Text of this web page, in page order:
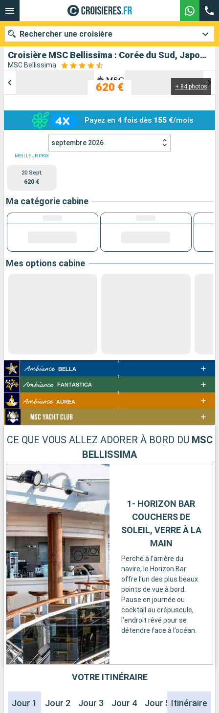
Croisière MSC Bellissima : Corée du Sud, Japon, Chine au départ de Shanghai
MSC Bellissima
+ 84 photos
620 €
Payez en 4 fois dès 155 €/mois
septembre 2026
MEILLEUR PRIX
20 Sept.
620 €
Ma catégorie cabine
Mes options cabine
CE QUE VOUS ALLEZ ADORER À BORD DU MSC
BELLISSIMA
1- HORIZON BAR
COUCHERS DE
SOLEIL, VERRE À LA
MAIN
Perché à l’arrière du
navire, le Horizon Bar
offre l’un des plus beaux
points de vue à bord.
Pause en journée ou
cocktail au crépuscule,
l’endroit rêvé pour se
détendre face à l’océan.
VOTRE ITINÉRAIRE
Jour 1 Jour 2 Jour 3 Jour 4 Jour 5 Jour 6
Itinéraire
Rechercher une croisière
Mois de départ
Ports Compagnies